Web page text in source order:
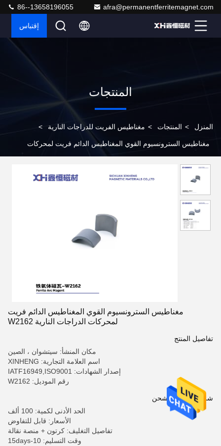
afra@permanentferritemagnet.com
86--13658196055
إقتباس
المنتجات
المنزل > المنتجات > مغناطيس الفريت للدراجات النارية >
مغناطيس السترونسيوم القوي المغناطيس الدائم فريت لمحركات
مغناطيس السترونسيوم القوي المغناطيس الدائم فريت
لمحركات الدراجات النارية W2162
تفاصيل المنتج
مكان المنشأ: سيتشوان ، الصين
اسم العلامة التجارية: XINHENG
إصدار الشهادات: IATF16949,ISO9001
رقم الموديل: W2162
شروط الدفع والشحن
الحد الأدنى لكمية: 100 ألف
الأسعار: قابل للتفاوض
تفاصيل التغليف: كرتون + منصة نقالة
وقت التسليم: 10-15days